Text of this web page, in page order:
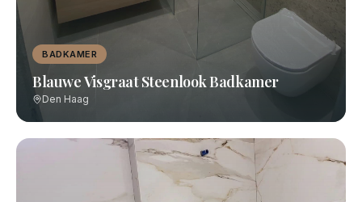
BADKAMER
Blauwe Visgraat Steenlook Badkamer
Den Haag